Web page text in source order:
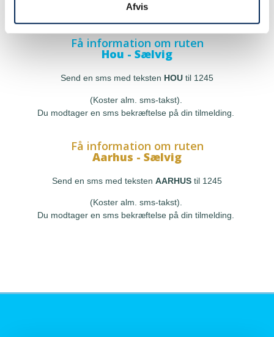
Afvis
Få information om ruten
Hou - Sælvig
Send en sms med teksten HOU til 1245
(Koster alm. sms-takst).
Du modtager en sms bekræftelse på din tilmelding.
Få information om ruten
Aarhus - Sælvig
Send en sms med teksten AARHUS til 1245
(Koster alm. sms-takst).
Du modtager en sms bekræftelse på din tilmelding.